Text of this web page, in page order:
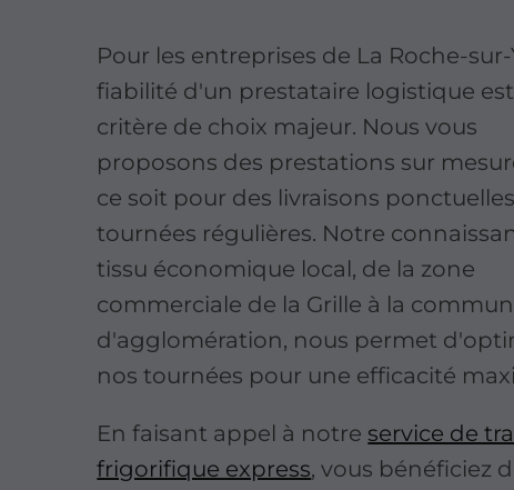
Pour les entreprises de La Roche-sur-
fiabilité d'un prestataire logistique
critère de choix majeur. Nous vous
proposons des prestations sur
ce soit pour des livraisons
tournées régulières. Notre
tissu économique local, de la zone
commerciale de la Grille à la
d'agglomération, nous permet
nos tournées pour une efficacité
En faisant appel à notre service de
frigorifique express, vous bénéficiez